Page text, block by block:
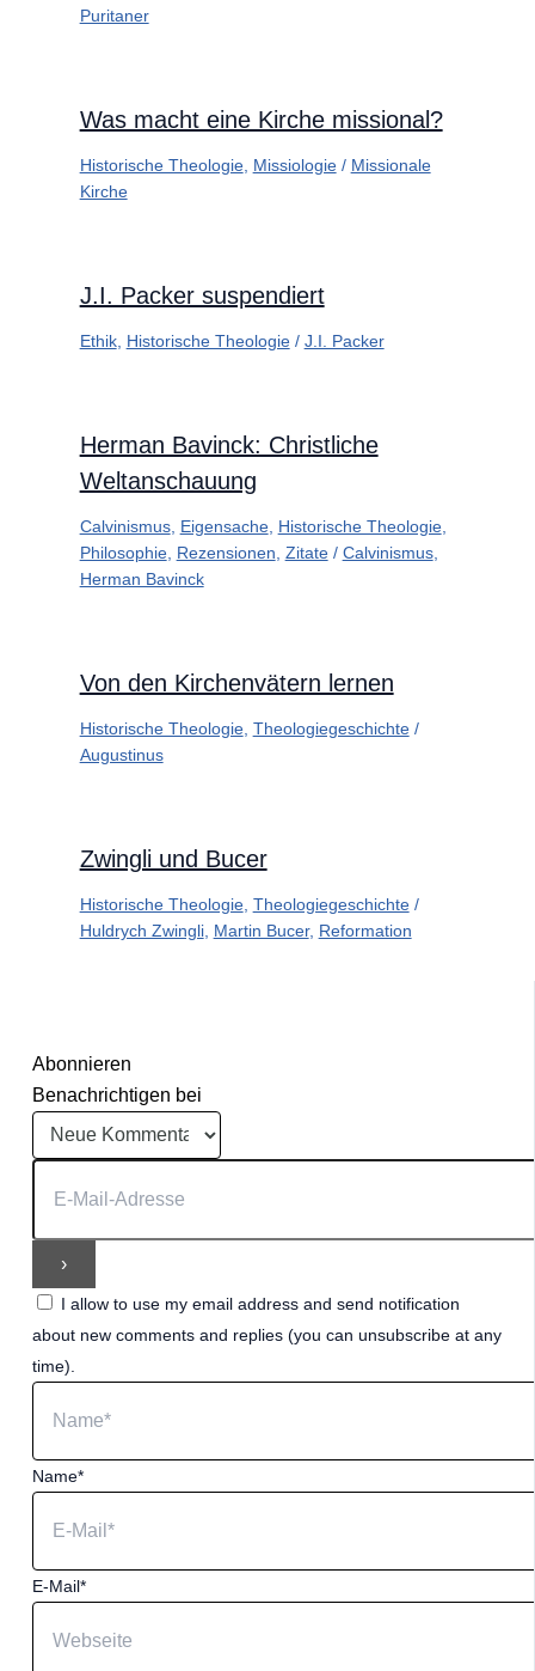
Puritaner
Was macht eine Kirche missional?
Historische Theologie, Missiologie/ Missionale
Kirche
J.I. Packer suspendiert
Ethik, Historische Theologie/ J.I. Packer
Herman Bavinck: Christliche
Weltanschauung
Calvinismus, Eigensache, Historische Theologie,
Philosophie, Rezensionen Zitate/ Calvinismus,
Herman Bavinck
Von den Kirchenvätern lernen
Historische Theologie, Theologiegeschichte/
Augustinus
Zwingli und Bucer
Historische Theologie, Theologiegeschichte/
Huldrych Zwingli, Martin Bucer, Reformation
Abonnieren
Benachrichtigen bei
I allow to use my email address and send notification
about new comments and replies (you can unsubscribe at any
time).
Name*
E-Mail*